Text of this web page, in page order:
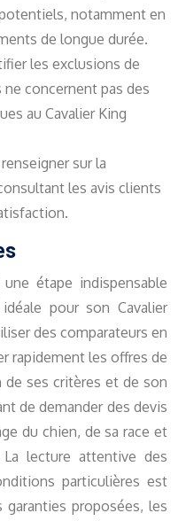
notamment en
de longue durée.
les exclusions de
ne concernent pas des
au Cavalier King
sur la
les avis clients
étape indispensable
pour son Cavalier
des comparateurs en
rapidement les offres de
ses critères et de son
de demander des devis
du chien, de sa race et
lecture attentive des
particulières est
proposées, les